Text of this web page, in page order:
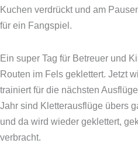
Kuchen verdrückt und am
für ein Fangspiel.
Ein super Tag für Betreuer und
Routen im Fels geklettert. Jetzt
trainiert für die nächsten
Jahr sind Kletterausflüge übers
und da wird wieder geklettert,
verbracht.